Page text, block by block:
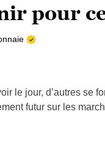
pour
le jour, d’autres se
futur sur les